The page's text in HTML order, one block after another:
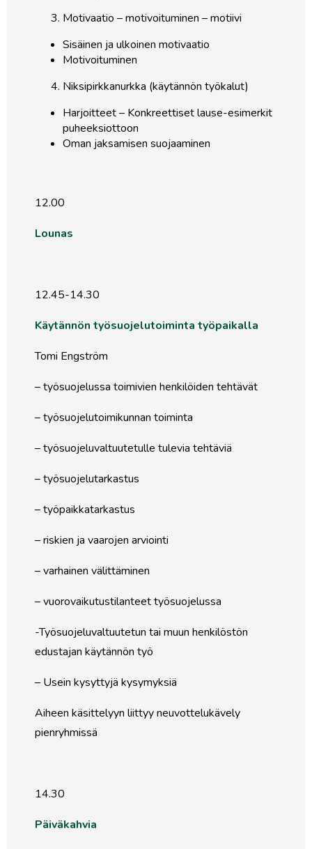
Motivaatio – motivoituminen – motiivi
Sisäinen ja ulkoinen motivaatio
Motivoituminen
Niksipirkkanurkka (käytännön työkalut)
Harjoitteet – Konkreettiset lause-esimerkit
puheeksiottoon
Oman jaksamisen suojaaminen
12.00
Lounas
12.45-14.30
Käytännön työsuojelutoiminta työpaikalla
Tomi Engström
– työsuojelussa toimivien henkilöiden tehtävät
– työsuojelutoimikunnan toiminta
– työsuojeluvaltuutetulle tulevia tehtäviä
– työsuojelutarkastus
– työpaikkatarkastus
– riskien ja vaarojen arviointi
– varhainen välittäminen
– vuorovaikutustilanteet työsuojelussa
-Työsuojeluvaltuutetun tai muun henkilöstön
edustajan käytännön työ
– Usein kysyttyjä kysymyksiä
Aiheen käsittelyyn liittyy neuvottelukävely
pienryhmissä
14.30
Päiväkahvia